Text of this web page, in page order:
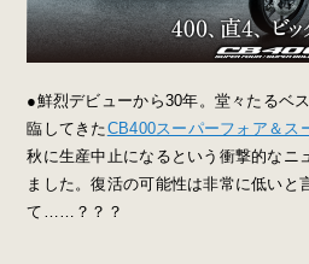
●鮮烈デビューから30年。堂々たるベ
臨してきたCB400スーパーフォア＆ス
秋に生産中止になるという衝撃的なニ
ました。復活の可能性は非常に低いと
て……？？？